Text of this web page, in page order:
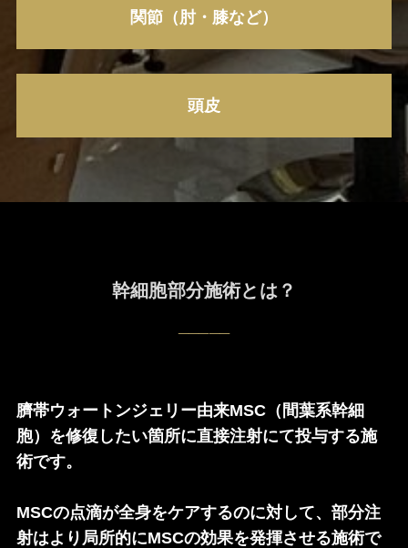
関節（肘・膝など）
頭皮
幹細胞部分施術とは？
臍帯ウォートンジェリー由来MSC（間葉系幹細
胞）を修復したい箇所に直接注射にて投与する施
術です。
MSCの点滴が全身をケアするのに対して、部分注
射はより局所的にMSCの効果を発揮させる施術で